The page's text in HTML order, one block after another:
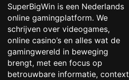
SuperBigWin is een Nederlands
online gamingplatform. We
schrijven over videogames,
online casino’s en alles wat de
gamingwereld in beweging
brengt, met een focus op
betrouwbare informatie, context